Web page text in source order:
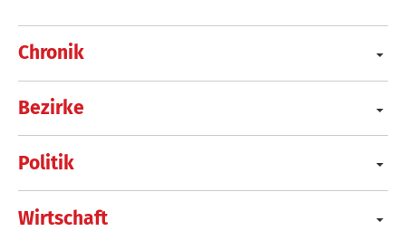
Chronik
Bezirke
Politik
Wirtschaft